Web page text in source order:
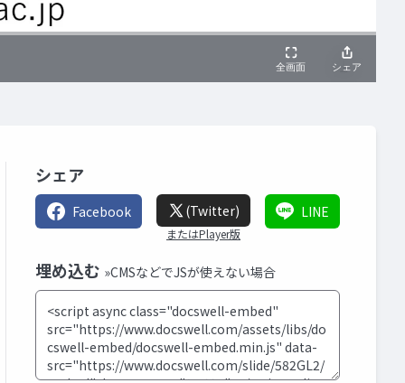
シェア
Facebook (Twitter)
またはPlayer版
LINE
埋め込む »CMSなどでJSが使えない場合